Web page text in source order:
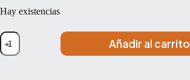
Hay existencias
Estuche
cello
Bam
Añadir al carrito